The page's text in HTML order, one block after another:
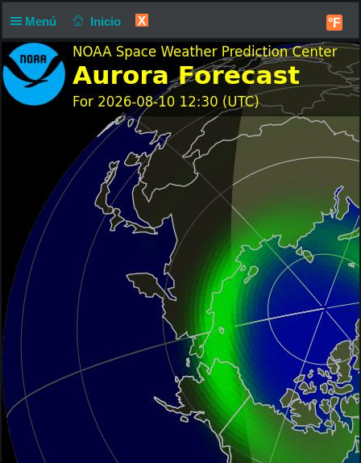
Menú Inicio X °F